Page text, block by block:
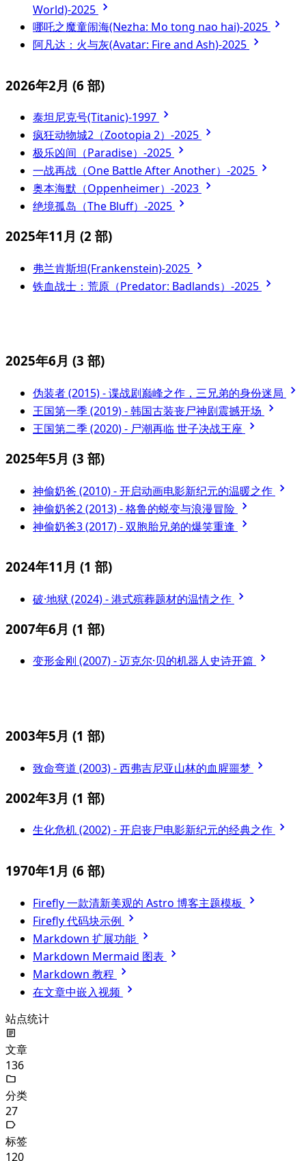
World)-2025
哪吒之魔童闹海(Nezha: Mo tong nao hai)-2025
阿凡达：火与灰(Avatar: Fire and Ash)-2025
2026年2月 (6 部)
泰坦尼克号(Titanic)-1997
疯狂动物城2（Zootopia 2）-2025
极乐凶间（Paradise）-2025
一战再战（One Battle After Another）-2025
奥本海默（Oppenheimer）-2023
绝境孤岛（The Bluff）-2025
2025年11月 (2 部)
弗兰肯斯坦(Frankenstein)-2025
铁血战士：荒原（Predator: Badlands）-2025
2025年6月 (3 部)
伪装者 (2015) - 谍战剧巅峰之作，三兄弟的身份迷局
王国第一季 (2019) - 韩国古装丧尸神剧震撼开场
王国第二季 (2020) - 尸潮再临 世子决战王座
2025年5月 (3 部)
神偷奶爸 (2010) - 开启动画电影新纪元的温暖之作
神偷奶爸2 (2013) - 格鲁的蜕变与浪漫冒险
神偷奶爸3 (2017) - 双胞胎兄弟的爆笑重逢
2024年11月 (1 部)
破·地狱 (2024) - 港式殡葬题材的温情之作
2007年6月 (1 部)
变形金刚 (2007) - 迈克尔·贝的机器人史诗开篇
2003年5月 (1 部)
致命弯道 (2003) - 西弗吉尼亚山林的血腥噩梦
2002年3月 (1 部)
生化危机 (2002) - 开启丧尸电影新纪元的经典之作
1970年1月 (6 部)
Firefly 一款清新美观的 Astro 博客主题模板
Firefly 代码块示例
Markdown 扩展功能
Markdown Mermaid 图表
Markdown 教程
在文章中嵌入视频
站点统计
文章
136
分类
27
标签
120